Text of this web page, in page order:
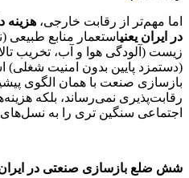
اما مهم‌تر از رقابت خارجی، هزینه
در ایران یعنیاستعمار منابع طبیعی
زیست (آلودگی هوا و آب، تخریب
(دستمزد پایین بدون امنیت شغلی)
بازسازی صنعت با همان الگوی
رقابت‌پذیری نمی‌رساند، بلکه
اجتماعی سنگین تری را به نسل‌های
شش ضلع بازسازی صنعتی در